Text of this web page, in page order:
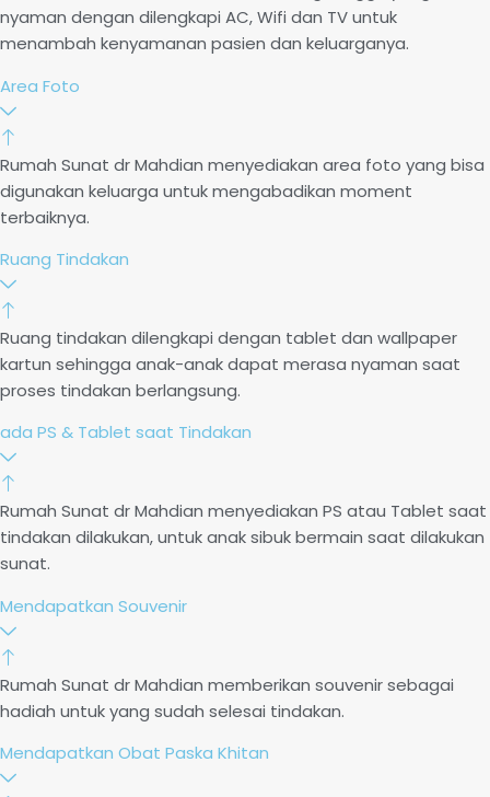
nyaman dengan dilengkapi AC, Wifi dan TV untuk
menambah kenyamanan pasien dan keluarganya.
Area Foto
Rumah Sunat dr Mahdian menyediakan area foto yang bisa
digunakan keluarga untuk mengabadikan moment
terbaiknya.
Ruang Tindakan
Ruang tindakan dilengkapi dengan tablet dan wallpaper
kartun sehingga anak-anak dapat merasa nyaman saat
proses tindakan berlangsung.
ada PS & Tablet saat Tindakan
Rumah Sunat dr Mahdian menyediakan PS atau Tablet saat
tindakan dilakukan, untuk anak sibuk bermain saat dilakukan
sunat.
Mendapatkan Souvenir
Rumah Sunat dr Mahdian memberikan souvenir sebagai
hadiah untuk yang sudah selesai tindakan.
Mendapatkan Obat Paska Khitan